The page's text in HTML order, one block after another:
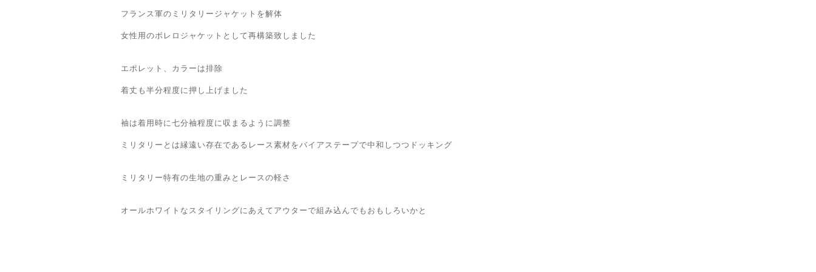
フランス軍のミリタリージャケットを解体
女性用のボレロジャケットとして再構築致しました
エポレット、カラーは排除
着丈も半分程度に押し上げました
袖は着用時に七分袖程度に収まるように調整
ミリタリーとは縁遠い存在であるレース素材をバイアステープで中和しつつドッキング
ミリタリー特有の生地の重みとレースの軽さ
オールホワイトなスタイリングにあえてアウターで組み込んでもおもしろいかと